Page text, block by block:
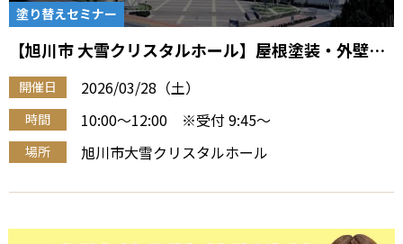
塗り替えセミナー
【旭川市 大雪クリスタルホール】屋根塗装・外壁塗
装『住宅塗り替え勉強会』（3/28 午前）
開催日 2026/03/28（土）
時間 10:00～12:00 ※受付 9:45～
場所 旭川市大雪クリスタルホール